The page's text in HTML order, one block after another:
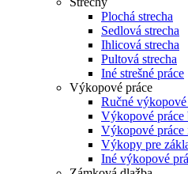
Plochá strecha
Sedlová strecha
Ihlicová strecha
Pultová strecha
Iné strešné práce
Výkopové práce
Ručné výkopové
Výkopové práce
Výkopové práce
Výkopy pre
Iné výkopové